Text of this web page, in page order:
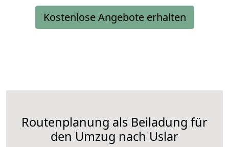
Kostenlose Angebote erhalten
Routenplanung als Beiladung für
den Umzug nach Uslar